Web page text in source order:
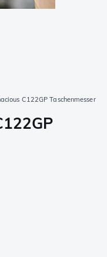
C122GP Taschenmesser